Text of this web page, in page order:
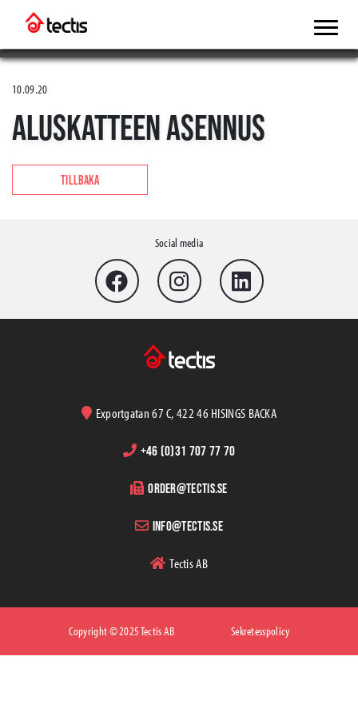
10.09.20
ALUSKATTEEN ASENNUS
TILLBAKA
Social media
Exportgatan 67 C, 422 46 HISINGS BACKA
+46 (0)31 707 77 70
order@tectis.se
info@tectis.se
Tectis AB
Copyright © 2025 Tectis AB Sekretesspolicy